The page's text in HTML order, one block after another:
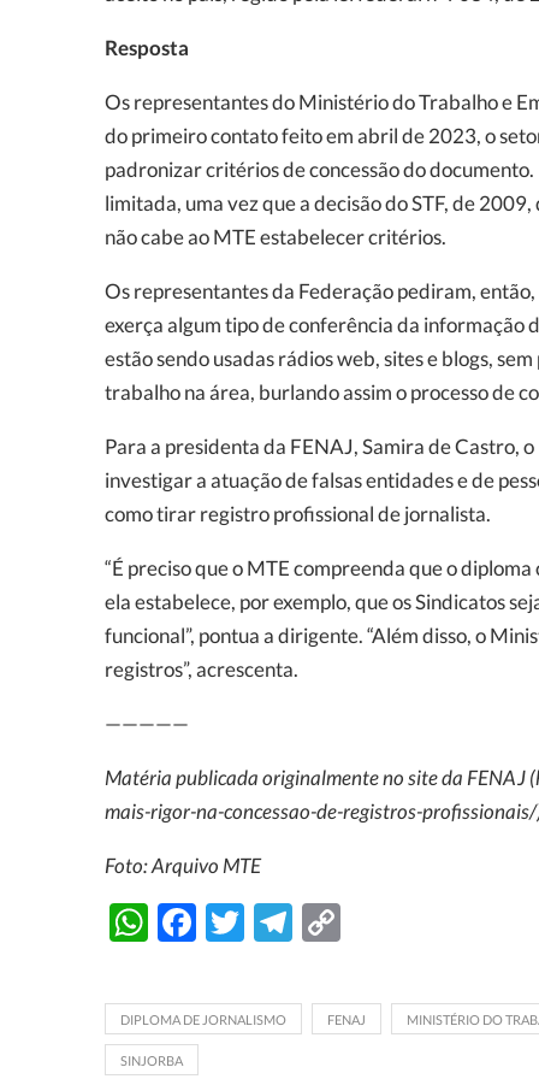
Resposta
Os representantes do Ministério do Trabalho e
do primeiro contato feito em abril de 2023, o
padronizar critérios de concessão do
limitada, uma vez que a decisão do STF, de
não cabe ao MTE estabelecer critérios.
Os representantes da Federação pediram,
exerça algum tipo de conferência da informação
estão sendo usadas rádios web, sites e blogs,
trabalho na área, burlando assim o processo de
Para a presidenta da FENAJ, Samira de Castro,
investigar a atuação de falsas entidades e de
como tirar registro profissional de jornalista.
“É preciso que o MTE compreenda que o
ela estabelece, por exemplo, que os Sindicatos
funcional”, pontua a dirigente. “Além disso, o
registros”, acrescenta.
—————
Matéria publicada originalmente no site da
mais-rigor-na-concessao-de-registros-
Foto: Arquivo MTE
WhatsApp
Facebook
TwitterTelegram
DIPLOMA DE JORNALISMO FENAJ MINISTÉRIO DO
SINJORBA